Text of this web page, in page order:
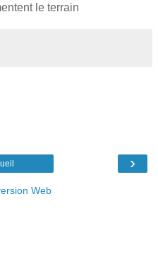
le terrain
›
Web